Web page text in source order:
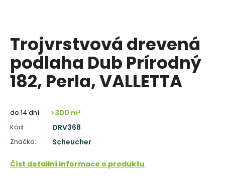
Trojvrstvová drevená
podlaha Dub Prírodný
182, Perla, VALLETTA
do 14 dní >300 m²
Kód: DRV368
Značka: Scheucher
Číst detailní informace o produktu
s
ť
?
O
d